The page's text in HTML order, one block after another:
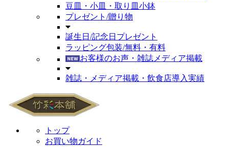
豆皿・小皿・取り皿小鉢
プレゼント/贈り物
誕生日/記念日プレゼント
ラッピング包装/無料・有料
お客様のお声・雑誌メディア掲載
雑誌・メディア掲載・飲食店導入実績
トップ
お買い物ガイド